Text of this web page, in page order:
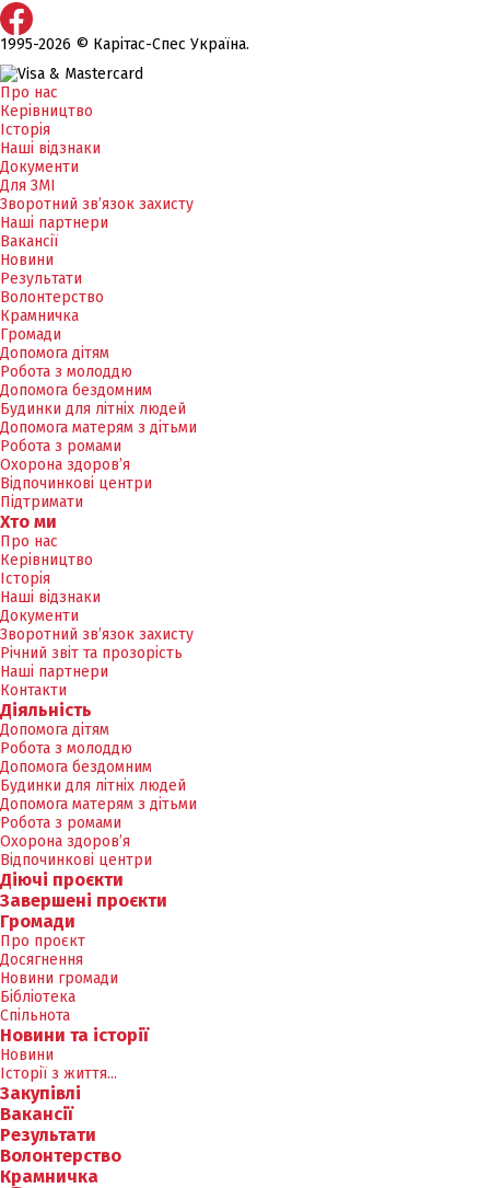
1995-2026 © Карітас-Спес Україна.
Про нас
Керівництво
Історія
Наші відзнаки
Документи
Для ЗМІ
Зворотний зв’язок захисту
Наші партнери
Вакансії
Новини
Результати
Волонтерство
Крамничка
Громади
Допомога дітям
Робота з молоддю
Допомога бездомним
Будинки для літніх людей
Допомога матерям з дітьми
Робота з ромами
Охорона здоров’я
Відпочинкові центри
Підтримати
Хто ми
Про нас
Керівництво
Історія
Наші відзнаки
Документи
Зворотний зв’язок захисту
Річний звіт та прозорість
Наші партнери
Контакти
Діяльність
Допомога дітям
Робота з молоддю
Допомога бездомним
Будинки для літніх людей
Допомога матерям з дітьми
Робота з ромами
Охорона здоров’я
Відпочинкові центри
Діючі проєкти
Завершені проєкти
Громади
Про проєкт
Досягнення
Новини громади
Бібліотека
Спільнота
Новини та історії
Новини
Історії з життя...
Закупівлі
Вакансії
Результати
Волонтерство
Крамничка